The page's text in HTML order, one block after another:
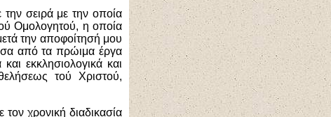
σειρά με την οποία
Ομολογητού, η οποία
την αποφοίτησή μου
από τα πρώιμα έργα
εκκλησιολογικά και
τού Χριστού,
χρονική διαδικασία